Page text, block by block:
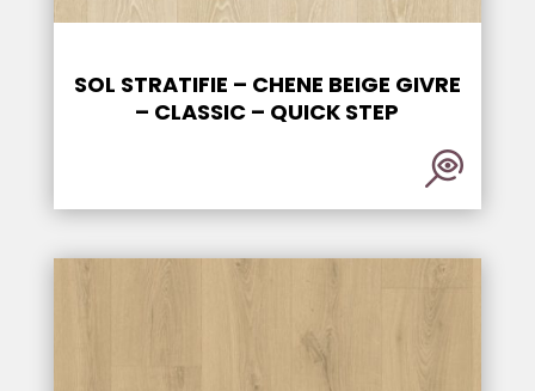
SOL STRATIFIE – CHENE BEIGE GIVRE
– CLASSIC – QUICK STEP